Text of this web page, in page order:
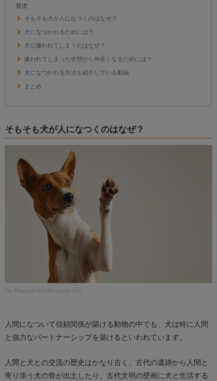
目次
そもそも犬が人になつくのはなぜ？
犬になつかれるためには？
犬に嫌われてしまうのはなぜ？
嫌われてしまった状態から仲良くなるためには？
犬になつかれる方法を紹介している動画
まとめ
そもそも犬が人になつくのはなぜ？
De Repente/shutterstock.com
人間になついて信頼関係が築ける動物の中でも、犬は特に人間
と強力なパートナーシップを築けるといわれています。
人間と犬との交流の歴史はかなり古く、古代の遺跡から人間と
寄り添う犬の骨が出土したり、古代文明の壁画に犬と生活する